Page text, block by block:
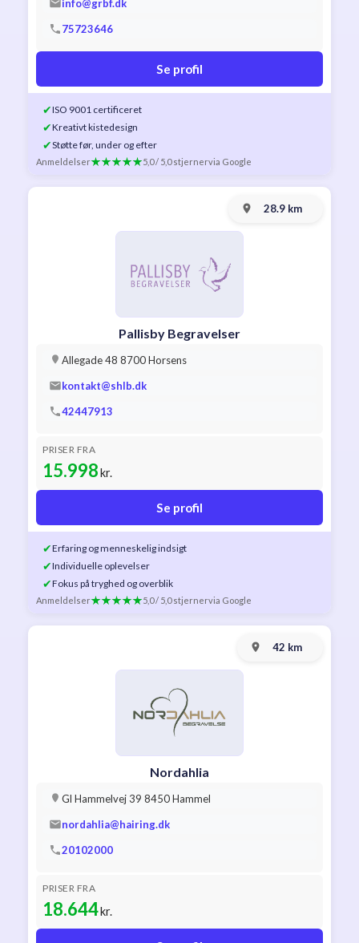
info@grbf.dk
75723646
Se profil
✔ISO 9001 certificeret
✔Kreativt kistedesign
✔Støtte før, under og efter
Anmeldelser 5,0 / 5,0 stjernervia Google
28.9 km
Pallisby Begravelser
Allegade 48 8700 Horsens
kontakt@shlb.dk
42447913
PRISER FRA
15.998kr.
Se profil
✔Erfaring og menneskelig indsigt
✔Individuelle oplevelser
✔Fokus på tryghed og overblik
Anmeldelser 5,0 / 5,0 stjernervia Google
42 km
Nordahlia
Gl Hammelvej 39 8450 Hammel
nordahlia@hairing.dk
20102000
PRISER FRA
18.644kr.